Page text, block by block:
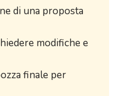
di una proposta
modifiche e
finale per